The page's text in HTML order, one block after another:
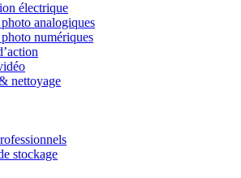
électrique
analogiques
numériques
nettoyage
stockage